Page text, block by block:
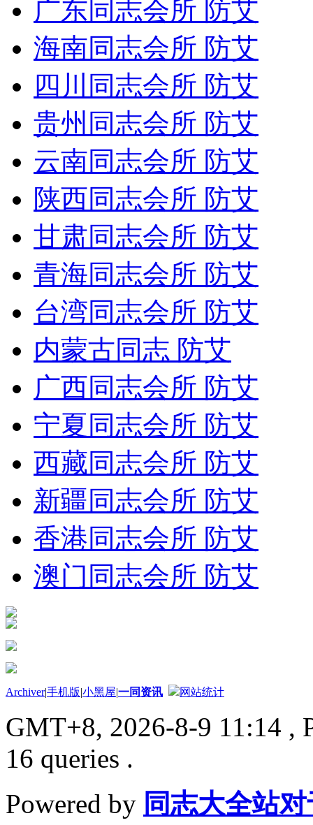
广东同志会所 防艾
海南同志会所 防艾
四川同志会所 防艾
贵州同志会所 防艾
云南同志会所 防艾
陕西同志会所 防艾
甘肃同志会所 防艾
青海同志会所 防艾
台湾同志会所 防艾
内蒙古同志 防艾
广西同志会所 防艾
宁夏同志会所 防艾
西藏同志会所 防艾
新疆同志会所 防艾
香港同志会所 防艾
澳门同志会所 防艾
Archiver|手机版|小黑屋|一同资讯 网站统计
GMT+8, 2026-8-9 11:14 ,
16 queries .
Powered by 同志大全站